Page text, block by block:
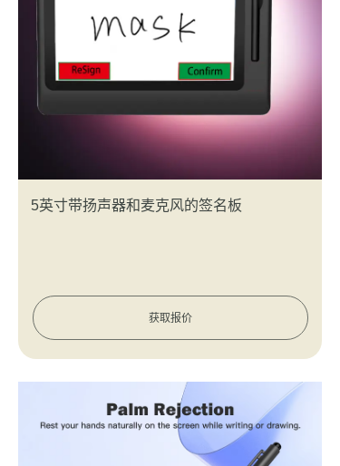
5英寸带扬声器和麦克风的签名板
获取报价